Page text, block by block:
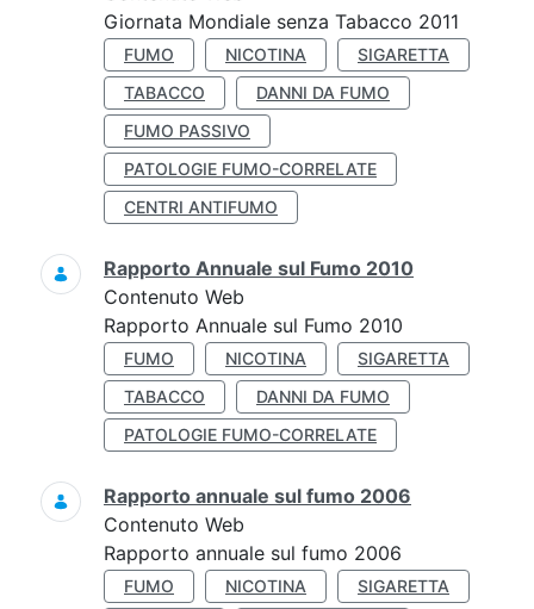
Giornata Mondiale senza Tabacco 2011
FUMO NICOTINA
SIGARETTA
TABACCO
DANNI DA FUMO
FUMO PASSIVO
PATOLOGIE FUMO-CORRELATE
CENTRI ANTIFUMO
Rapporto Annuale sul Fumo 2010
Contenuto Web
Rapporto Annuale sul Fumo 2010
FUMO NICOTINA
SIGARETTA
TABACCO
DANNI DA FUMO
PATOLOGIE FUMO-CORRELATE
Rapporto annuale sul fumo 2006
Contenuto Web
Rapporto annuale sul fumo 2006
FUMO NICOTINA
SIGARETTA